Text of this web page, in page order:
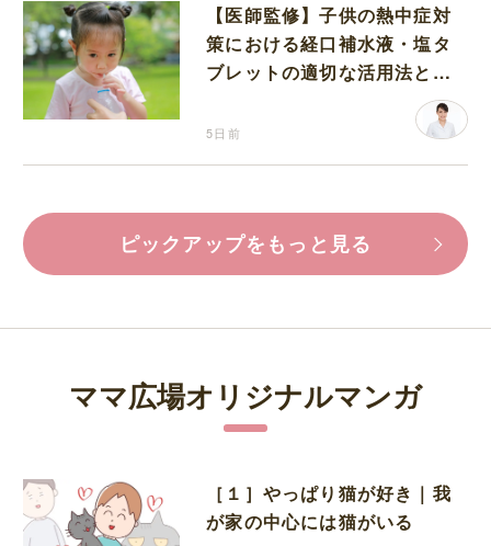
【医師監修】子供の熱中症対
策における経口補水液・塩タ
ブレットの適切な活用法と水
5日前
ピックアップをもっと見る
ママ広場オリジナルマンガ
［１］やっぱり猫が好き｜我
が家の中心には猫がいる